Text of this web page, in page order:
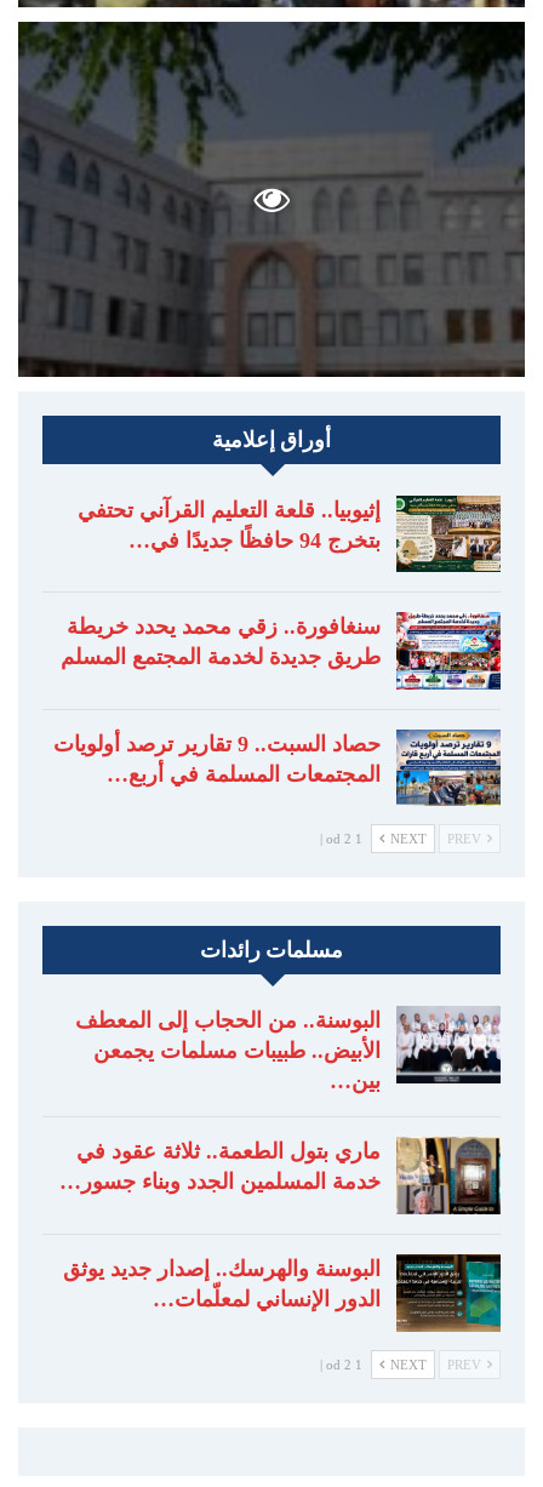
أوراق إعلامية
إثيوبيا.. قلعة التعليم القرآني تحتفي
بتخرج 94 حافظًا جديدًا في…
سنغافورة.. زقي محمد يحدد خريطة
طريق جديدة لخدمة المجتمع المسلم
حصاد السبت.. 9 تقارير ترصد أولويات
المجتمعات المسلمة في أربع…
NEXT
1 od 2 |
مسلمات رائدات
البوسنة.. من الحجاب إلى المعطف
الأبيض.. طبيبات مسلمات يجمعن
بين…
ماري بتول الطعمة.. ثلاثة عقود في
خدمة المسلمين الجدد وبناء جسور…
البوسنة والهرسك.. إصدار جديد يوثق
الدور الإنساني لمعلّمات…
NEXT
1 od 2 |